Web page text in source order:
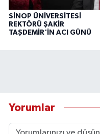
SİNOP ÜNİVERSİTESİ
REKTÖRÜ ŞAKİR
TAŞDEMİR'İN ACI GÜNÜ
Yorumlar